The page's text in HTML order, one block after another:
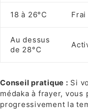
18 à 26°C
Au dessus
de 28°C
Conseil pratique : Si
médaka à frayer, vous
progressivement la